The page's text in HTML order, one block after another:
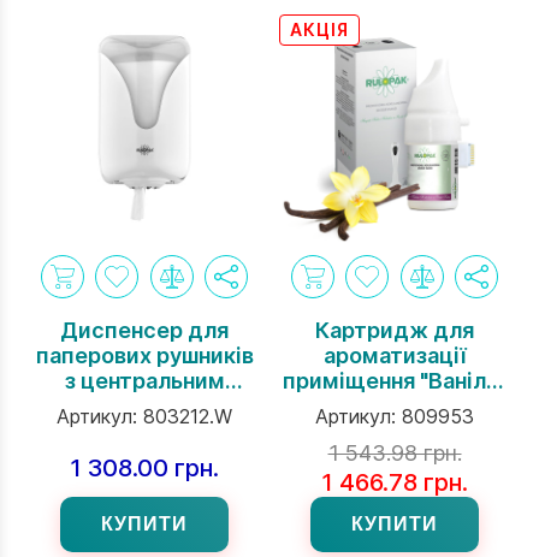
Диспенсер для
паперових рушників
з центральним
витягом Elite Rulopak
Артикул: 803212.W
1 308.00 грн.
КУПИТИ
АКЦІЯ
Картридж для
ароматизації
приміщення "Ваніль"
120 мл
Артикул: 809953
1 543.98 грн.
1 466.78 грн.
КУПИТИ